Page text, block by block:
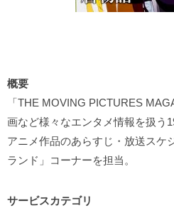
概要
「THE MOVING PICTURES
画など様々なエンタメ情報を扱う
アニメ作品のあらすじ・放送スケ
ランド」コーナーを担当。
サービスカテゴリ